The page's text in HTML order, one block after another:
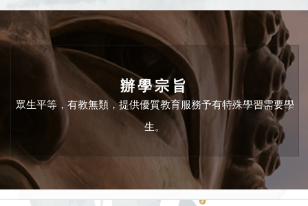
[25-26年度畢業典禮]
24/06/2026
視藝科喜訊：本校學生於《藝無疆
2026》視覺藝術比賽勇奪佳績！
辦學宗旨
眾生平等，有教無類，提供優質教育服務予有特殊學習需要學
生。